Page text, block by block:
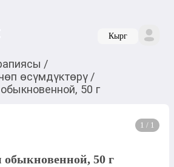
Кырг
/
өсүмдүктөрү /
50 г
1 / 1
50 г